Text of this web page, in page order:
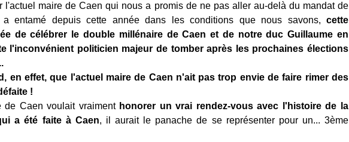
l'actuel maire de Caen qui nous a promis de ne pas aller au-delà du mandat de
entamé depuis cette année dans les conditions que nous savons, cette
de célébrer le double millénaire de Caen et de notre duc Guillaume en
l'inconvénient politicien majeur de tomber après les prochaines élections
en effet, que l'actuel maire de Caen n'ait pas trop envie de faire rimer des
!
de Caen voulait vraiment honorer un vrai rendez-vous avec l'histoire de la
a été faite à Caen, il aurait le panache de se représenter pour un... 3ème